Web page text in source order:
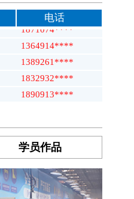
电话
1871074****
1364914****
1389261****
1832932****
1890913****
1824086****
1871076****
1325996****
1766521****
1855017****
1953180****
学员作品